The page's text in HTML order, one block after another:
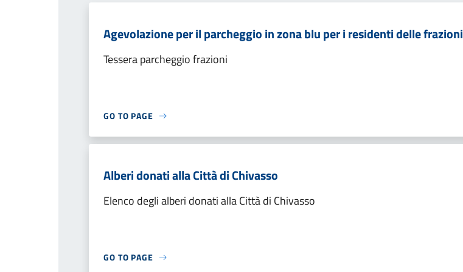
Agevolazione per il parcheggio in zona blu per i residenti delle frazioni
Tessera parcheggio frazioni
GO TO PAGE
Alberi donati alla Città di Chivasso
Elenco degli alberi donati alla Città di Chivasso
GO TO PAGE